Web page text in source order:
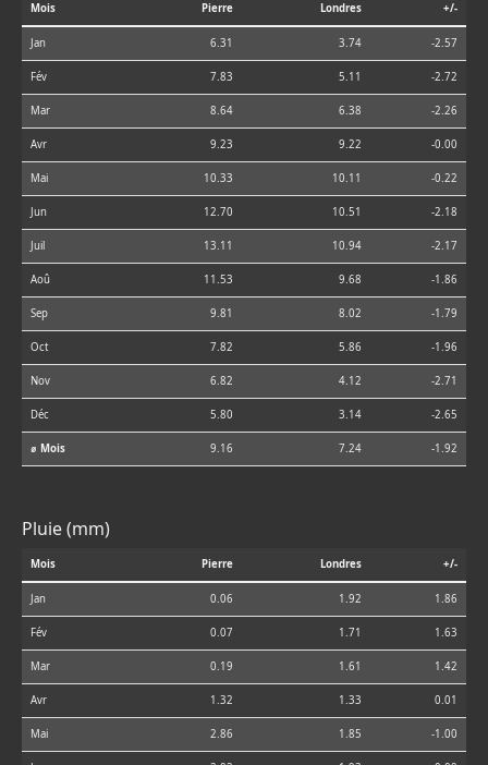
Mois Pierre Londres +/-
Jan 6.31 3.74 -2.57
Fév 7.83 5.11 -2.72
Mar 8.64 6.38 -2.26
Avr 9.23 9.22 -0.00
Mai 10.33 10.11 -0.22
Jun 12.70 10.51 -2.18
Juil 13.11 10.94 -2.17
Aoû 11.53 9.68 -1.86
Sep 9.81 8.02 -1.79
Oct 7.82 5.86 -1.96
Nov 6.82 4.12 -2.71
Déc 5.80 3.14 -2.65
⌀ Mois 9.16 7.24 -1.92
Pluie (mm)
Mois Pierre Londres +/-
Jan 0.06 1.92 1.86
Fév 0.07 1.71 1.63
Mar 0.19 1.61 1.42
Avr 1.32 1.33 0.01
Mai 2.86 1.85 -1.00